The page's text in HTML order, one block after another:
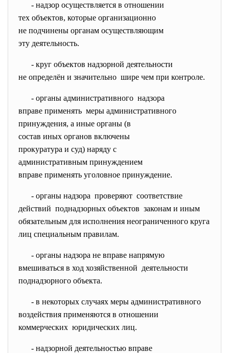
- надзор осуществляется в отношении
тех объектов, которые организационно
не подчинены органам осуществляющим
эту деятельность.
- круг объектов надзорной деятельности
не определён и значительно шире чем при контроле.
- органы административного надзора
вправе применять меры административного
принуждения, а иные органы (в
состав иных органов включены
прокуратура и суд) наряду с
административным принуждением
вправе применять уголовное принуждение.
- органы надзора проверяют соответствие
действий поднадзорных объектов законам и иным
обязательным для исполнения неограниченного круга
лиц специальным правилам.
- органы надзора не вправе напрямую
вмешиваться в ход хозяйственной деятельности
поднадзорного объекта.
- в некоторых случаях меры административного
воздействия применяются в отношении
коммерческих юридических лиц.
- надзорной деятельностью вправе